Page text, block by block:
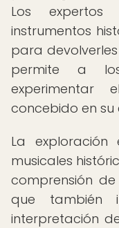
Los
instrumentos
para
permite a
concebido en su
La exploración
musicales
comprensión
que también
interpretación